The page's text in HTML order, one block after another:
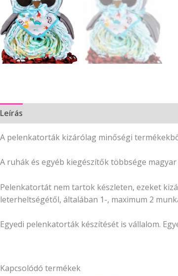
Leírás
A pelenkatorták kizárólag minőségi
A ruhák és egyéb kiegészítők többsége
Pelenkatortát nem tartok készleten, ezeket
leterheltségétől, általában 1-, maximum 2
Egyedi pelenkatorták készítését is vállalom.
Kapcsolódó termékek